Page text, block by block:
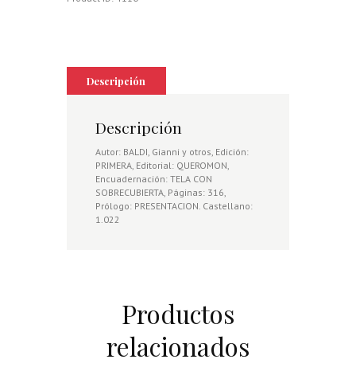
Descripción
Descripción
Autor: BALDI, Gianni y otros, Edición:
PRIMERA, Editorial: QUEROMON,
Encuadernación: TELA CON
SOBRECUBIERTA, Páginas: 316,
Prólogo: PRESENTACION. Castellano:
1.022
Productos
relacionados